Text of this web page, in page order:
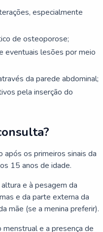
especialmente
de osteoporose;
eventuais lesões por meio
da parede abdominal;
pela inserção do
os primeiros sinais da
15 anos de idade.
e à pesagem da
e da parte externa da
mãe (se a menina preferir).
e a presença de